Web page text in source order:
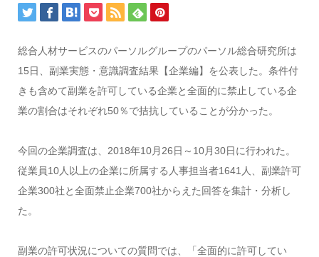
総合人材サービスのパーソルグループのパーソル総合研究所は
15日、副業実態・意識調査結果【企業編】を公表した。条件付
きも含めて副業を許可している企業と全面的に禁止している企
業の割合はそれぞれ50％で拮抗していることが分かった。
今回の企業調査は、2018年10月26日～10月30日に行われた。
従業員10人以上の企業に所属する人事担当者1641人、副業許可
企業300社と全面禁止企業700社からえた回答を集計・分析し
た。
副業の許可状況についての質問では、「全面的に許可してい